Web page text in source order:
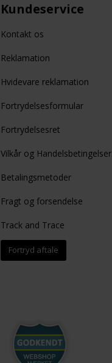
Kundeservice
Kontakt os
Reklamation
Hvidevare reklamation
Fortrydelsesformular
Fortrydelsesret
Vilkår og Handelsbetingelser
Betalingsmetoder
Fragt og forsendelse
Track and Trace
Fortryd aftale